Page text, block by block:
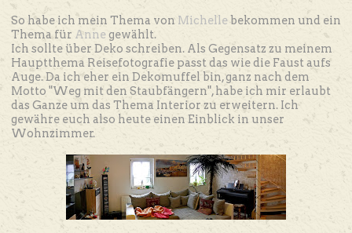
So habe ich mein Thema von Michellebekommen und ein
Thema für Anne gewählt.
Ich sollte über Deko schreiben. Als Gegensatz zu meinem
Hauptthema Reisefotografie passt das wie die Faust aufs
Auge. Da ich eher ein Dekomuffel bin, ganz nach dem
Motto "Weg mit den Staubfängern", habe ich mir erlaubt
das Ganze um das Thema Interior zu erweitern. Ich
gewähre euch also heute einen Einblick in unser
Wohnzimmer.